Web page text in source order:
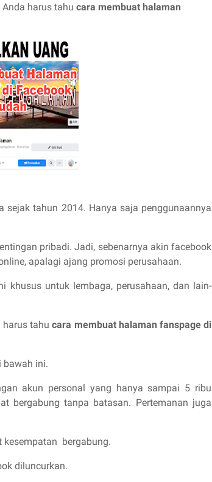
harus tahu cara membuat halaman
sejak tahun 2014. Hanya saja penggunaannya
pribadi. Jadi, sebenarnya akin facebook
apalagi ajang promosi perusahaan.
khusus untuk lembaga, perusahaan, dan lain-
harus tahucara membuat halaman fanspage di
bawah ini.
akun personal yang hanya sampai 5 ribu
bergabung tanpa batasan. Pertemanan juga
kesempatan bergabung.
diluncurkan.